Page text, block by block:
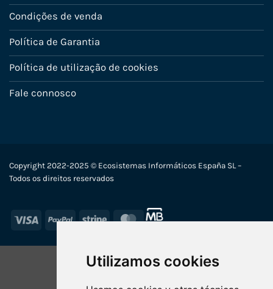
Utilizamos cookies
Condições de venda
Política de Garantia
Política de utilização de cookies
Fale connosco
Copyright 2022-2025 © Ecosistemas Informáticos España SL –
Todos os direitos reservados
Visa PayPal Stripe MasterCard